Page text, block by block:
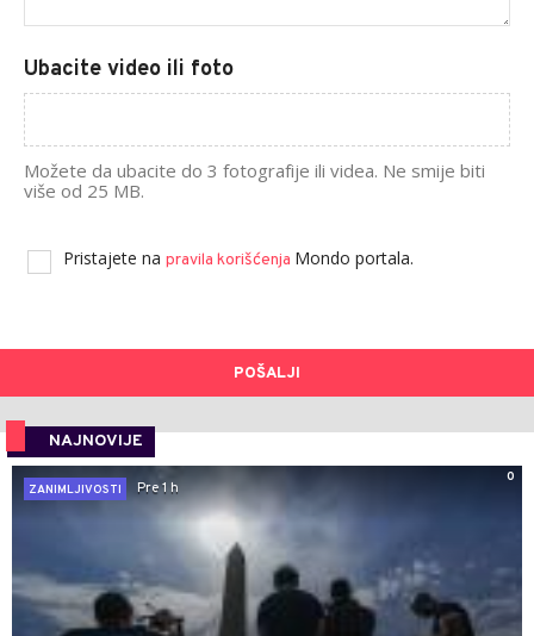
Ubacite video ili foto
Možete da ubacite do 3 fotografije ili videa. Ne smije biti
više od 25 MB.
Pristajete na pravila korišćenja Mondo portala.
POŠALJI
NAJNOVIJE
0
ZANIMLJIVOSTI
Pre 1 h